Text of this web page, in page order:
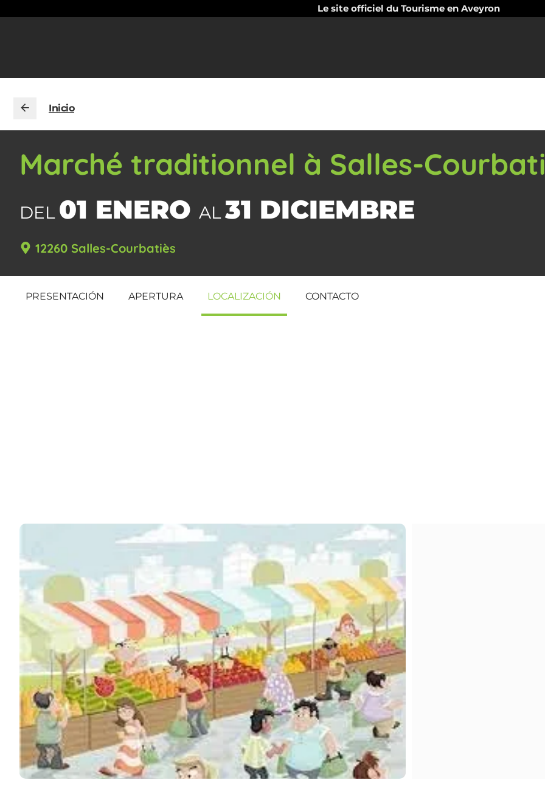
Le site officiel du Tourisme en Aveyron
Inicio
Marché traditionnel à Salles-
DEL 01 ENERO AL31 DICIEMBRE
12260 Salles-Courbatiès
PRESENTACIÓN APERTURA LOCALIZACIÓN CONTACTO